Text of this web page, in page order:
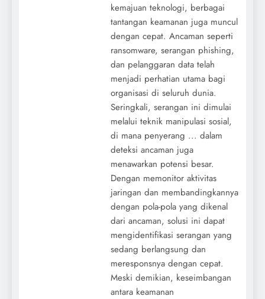
kemajuan teknologi, berbagai
tantangan keamanan juga muncul
dengan cepat. Ancaman seperti
ransomware, serangan phishing,
dan pelanggaran data telah
menjadi perhatian utama bagi
organisasi di seluruh dunia.
Seringkali, serangan ini dimulai
melalui teknik manipulasi sosial,
di mana penyerang ... dalam
deteksi ancaman juga
menawarkan potensi besar.
Dengan memonitor aktivitas
jaringan dan membandingkannya
dengan pola-pola yang dikenal
dari ancaman, solusi ini dapat
mengidentifikasi serangan yang
sedang berlangsung dan
meresponsnya dengan cepat.
Meski demikian, keseimbangan
antara keamanan